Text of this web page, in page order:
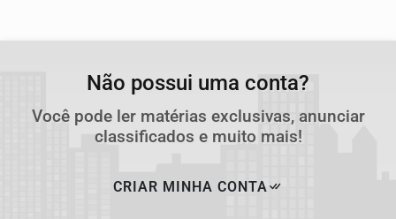
Não possui uma conta?
Você pode ler matérias exclusivas, anunciar
classificados e muito mais!
CRIAR MINHA CONTA